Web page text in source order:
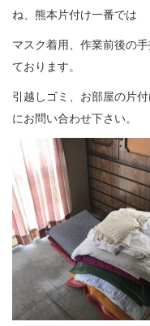
ね、熊本片付け一番では
マスク着用、作業前後の
ております。
引越しゴミ、お部屋の片
にお問い合わせ下さい。